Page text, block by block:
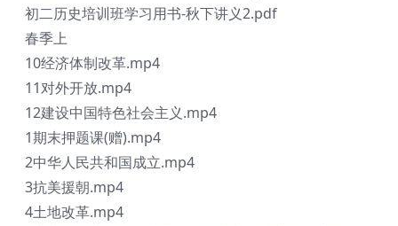
初二历史培训班学习用书-秋下讲义2.pdf
春季上
10经济体制改革.mp4
11对外开放.mp4
12建设中国特色社会主义.mp4
1期末押题课(赠).mp4
2中华人民共和国成立.mp4
3抗美援朝.mp4
4土地改革.mp4